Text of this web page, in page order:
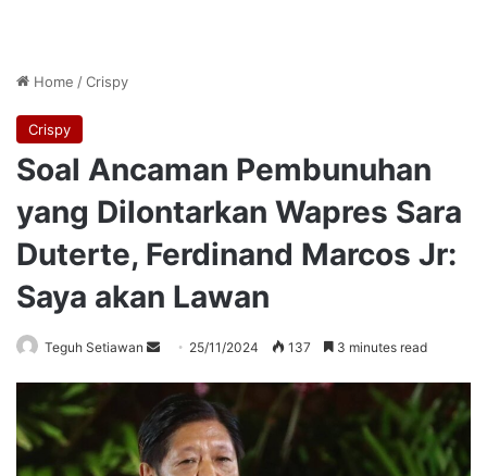
Home /Crispy
Crispy
Soal Ancaman Pembunuhan
yang Dilontarkan Wapres Sara
Duterte, Ferdinand Marcos Jr:
Saya akan Lawan
Teguh Setiawan
Send
email
25/11/2024 137 3 minutes read